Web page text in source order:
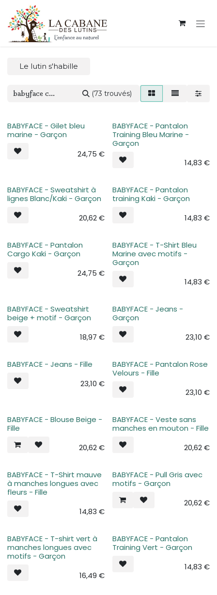
Se rendre au contenu
Le lutin s'habille
(73 trouvés)
BABYFACE - Gilet bleu
marine - Garçon
24,75 €
BABYFACE - Pantalon
Training Bleu Marine -
Garçon
14,83 €
BABYFACE - Sweatshirt à
lignes Blanc/Kaki - Garçon
20,62€
BABYFACE - Pantalon
training Kaki - Garçon
14,83 €
BABYFACE - Pantalon
Cargo Kaki - Garçon
24,75 €
BABYFACE - T-Shirt Bleu
Marine avec motifs -
Garçon
14,83 €
BABYFACE - Sweatshirt
beige + motif - Garçon
18,97 €
BABYFACE - Jeans -
Garçon
23,10 €
BABYFACE - Jeans - Fille
23,10 €
BABYFACE - Pantalon Rose
Velours - Fille
23,10 €
BABYFACE - Blouse Beige -
Fille
20,62€
BABYFACE - Veste sans
manches en mouton - Fille
20,62€
BABYFACE - T-Shirt mauve
à manches longues avec
fleurs - Fille
14,83 €
BABYFACE - Pull Gris avec
motifs - Garçon
20,62€
BABYFACE - T-shirt vert à
manches longues avec
motifs - Garçon
16,49 €
BABYFACE - Pantalon
Training Vert - Garçon
14,83 €